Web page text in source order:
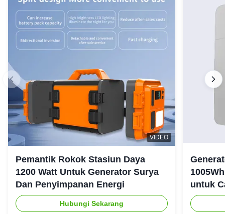
VIDEO
Pemantik Rokok Stasiun Daya
1200 Watt Untuk Generator Surya
Dan Penyimpanan Energi
Hubungi Sekarang
untuk